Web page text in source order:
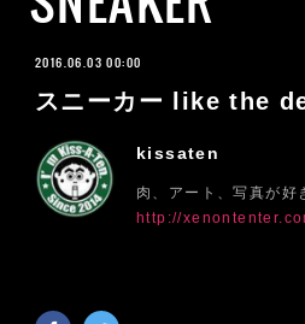
2016.06.03 00:00
スニーカー like the
kissaten
肉、アート、写真が好
http://